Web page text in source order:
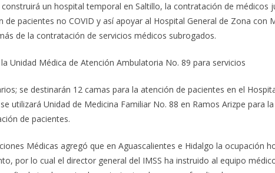
construirá un hospital temporal en Saltillo, la contratación de médicos
de pacientes no COVID y así apoyar al Hospital General de Zona con
de la contratación de servicios médicos subrogados.
Unidad Médica de Atención Ambulatoria No. 89 para servicios
se destinarán 12 camas para la atención de pacientes en el
se utilizará Unidad de Medicina Familiar No. 88 en Ramos Arizpe para
de pacientes.
Médicas agregó que en Aguascalientes e Hidalgo la ocupación
por lo cual el director general del IMSS ha instruido al equipo